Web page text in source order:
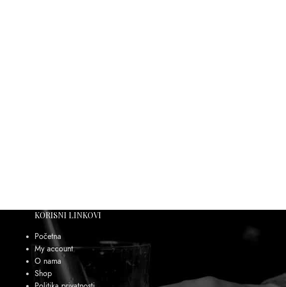
KORISNI LINKOVI
Početna
My account
O nama
Shop